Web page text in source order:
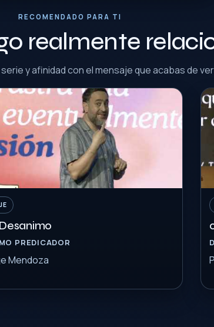
RECOMENDADO PARA TI
realmente
y afinidad con el mensaje que acabas de
PREDICADOR
Mendoza